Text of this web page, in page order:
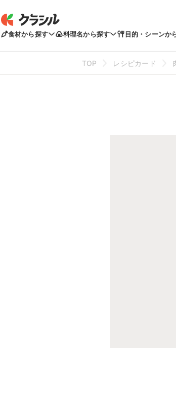
食材から探す 料理名から探す 目的・シーンか
TOP レシピカード